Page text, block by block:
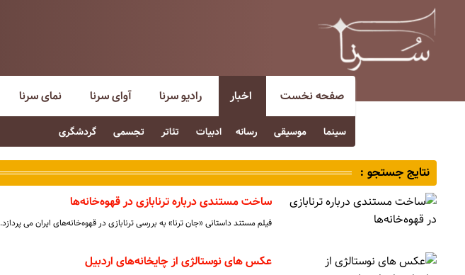
صفحه نخست اخبار
سینما موسیقی رسانه ادبیات تئاتر تجسمی گردشگری
رادیو سرنا آوای سرنا نمای سرنا
نتایج جستجو :
ساخت مستندی درباره ترنابازی در قهوه‌خانه‌ها
فیلم مستند داستانی «جان ترنا» به بررسی ترنابازی در قهوه‌خانه‌های ایران می پردازد.
عکس های نوستالژی از چایخانه‌های اردبیل